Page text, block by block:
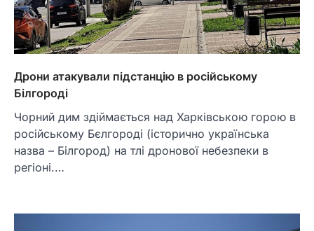
Дрони атакували підстанцію в російському
Білгороді
Чорний дим здіймається над Харківською горою в
російському Бєлгороді (історично українська
назва – Білгород) на тлі дронової небезпеки в
регіоні.…